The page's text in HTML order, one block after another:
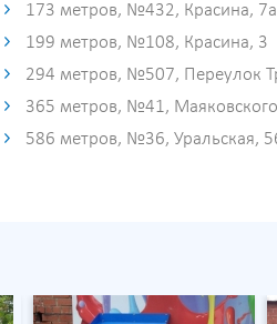
173 метров, №432, Красина, 7а
199 метров, №108, Красина, 3
294 метров, №507, Переулок
365 метров, №41,
586 метров, №36, Уральская,